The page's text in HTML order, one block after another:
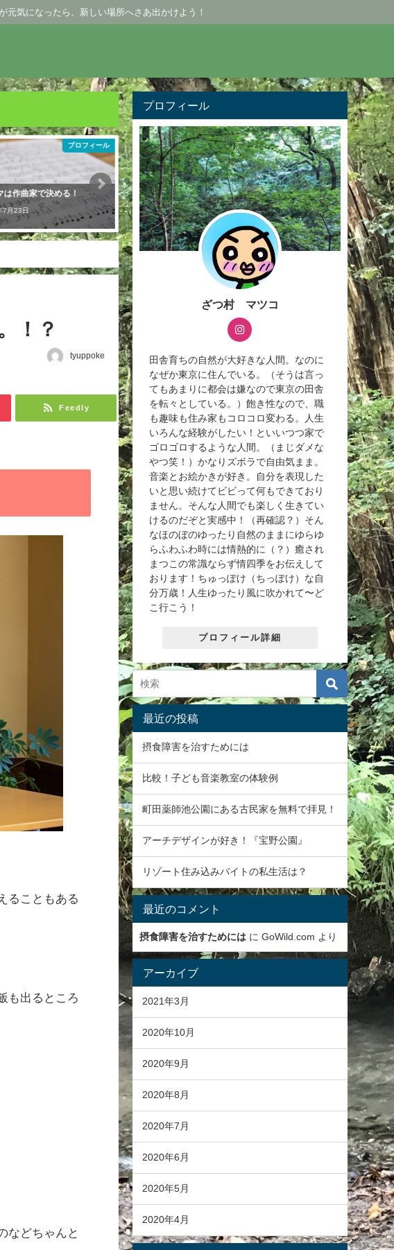
気になったら、新しい場所へさあ出かけよう！
レジ
知らないレジ職の種類
5月1日
京王線
ファミリーにオススメ！京王片倉
駅
2020年5月18日
休日の過ごし方（4コマ漫
2020年5月8日
！？
tyuppoke
Feedly
ることもある
も出るところ
などちゃんと
プロフィール
ざつ村 マツコ
田舎育ちの自然が大好きな人間。なのに
なぜか東京に住んでいる。（そうは言っ
てもあまりに都会は嫌なので東京の田舎
を転々としている。）飽き性なので、職
も趣味も住み家もコロコロ変わる。人生
いろんな経験がしたい！といいつつ家で
ゴロゴロするような人間。（まじダメな
やつ笑！）かなりズボラで自由気まま。
音楽とお絵かきが好き。自分を表現した
いと思い続けてビビって何もできており
ません。そんな人間でも楽しく生きてい
けるのだぞと実感中！（再確認？）そん
なほのぼのゆったり自然のままにゆらゆ
らふわふわ時には情熱的に（？）癒され
まつこの常識ならず情四季をお伝えして
おります！ちゅっぽけ（ちっぽけ）な自
分万歳！人生ゆったり風に吹かれて〜ど
こ行こう！
プロフィール詳細
最近の投稿
摂食障害を治すためには
比較！子ども音楽教室の体験例
町田薬師池公園にある古民家を無料で拝見！
アーチデザインが好き！『宝野公園』
リゾート住み込みバイトの私生活は？
最近のコメント
摂食障害を治すためにはに GoWild.com より
アーカイブ
2021年3月
2020年10月
2020年9月
2020年8月
2020年7月
2020年6月
2020年5月
2020年4月